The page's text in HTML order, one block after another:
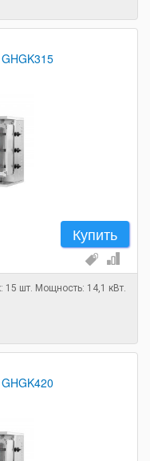
Купить
15 шт. Мощность: 14,1 кВт.